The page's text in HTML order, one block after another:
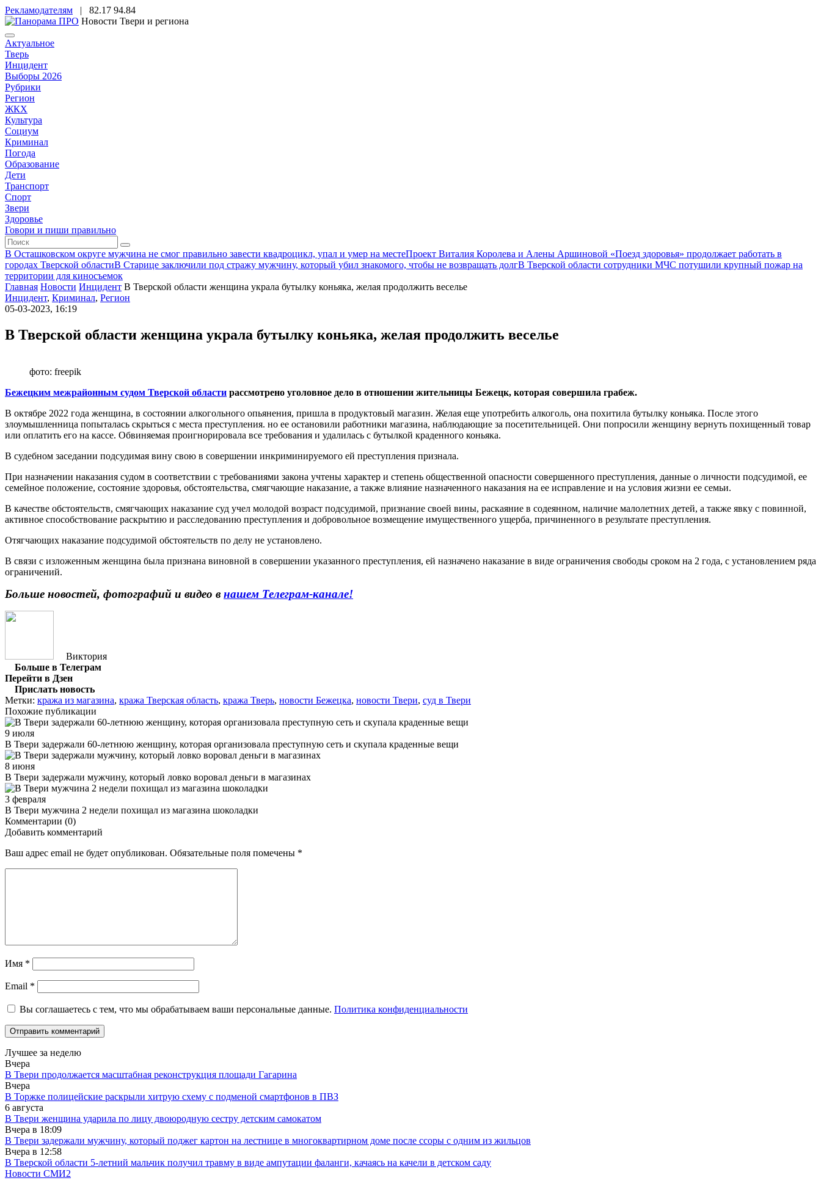
Рекламодателям | 82.17 94.84
Новости Твери и региона
Актуальное
Тверь
Инцидент
Выборы 2026
Рубрики
Регион
ЖКХ
Культура
Социум
Криминал
Погода
Образование
Дети
Транспорт
Спорт
Звери
Здоровье
Говори и пиши правильно
В Осташковском округе мужчина не смог правильно завести квадроцикл, упал и умер на местеПроект Виталия Королева и Алены Аршиновой «Поезд здоровья» продолжает работать в
городах Тверской областиВ Старице заключили под стражу мужчину, который убил знакомого, чтобы не возвращать долгВ Тверской области сотрудники МЧС потушили крупный пожар на
территории для киносъемок
Главная Новости Инцидент В Тверской области женщина украла бутылку коньяка, желая продолжить веселье
Инцидент, Криминал, Регион
05-03-2023, 16:19
В Тверской области женщина украла бутылку коньяка, желая продолжить веселье
фото: freepik
Бежецким межрайонным судом Тверской области рассмотрено уголовное дело в отношении жительницы Бежецк, которая совершила грабеж.
В октябре 2022 года женщина, в состоянии алкогольного опьянения, пришла в продуктовый магазин. Желая еще употребить алкоголь, она похитила бутылку коньяка. После этого
злоумышленница попыталась скрыться с места преступления. но ее остановили работники магазина, наблюдающие за посетительницей. Они попросили женщину вернуть похищенный товар
или оплатить его на кассе. Обвиняемая проигнорировала все требования и удалилась с бутылкой краденного коньяка.
В судебном заседании подсудимая вину свою в совершении инкриминируемого ей преступления признала.
При назначении наказания судом в соответствии с требованиями закона учтены характер и степень общественной опасности совершенного преступления, данные о личности подсудимой, ее
семейное положение, состояние здоровья, обстоятельства, смягчающие наказание, а также влияние назначенного наказания на ее исправление и на условия жизни ее семьи.
В качестве обстоятельств, смягчающих наказание суд учел молодой возраст подсудимой, признание своей вины, раскаяние в содеянном, наличие малолетних детей, а также явку с повинной,
активное способствование раскрытию и расследованию преступления и добровольное возмещение имущественного ущерба, причиненного в результате преступления.
Отягчающих наказание подсудимой обстоятельств по делу не установлено.
В связи с изложенным женщина была признана виновной в совершении указанного преступления, ей назначено наказание в виде ограничения свободы сроком на 2 года, с установлением ряда
ограничений.
Больше новостей, фотографий и видео в нашем Телеграм-канале!
Виктория
Больше в Телеграм
Перейти в Дзен
Прислать новость
Метки: кража из магазина, кража Тверская область, кража Тверь, новости Бежецка, новости Твери, суд в Твери
Похожие публикации
9 июля
В Твери задержали 60-летнюю женщину, которая организовала преступную сеть и скупала краденные вещи
8 июня
В Твери задержали мужчину, который ловко воровал деньги в магазинах
3 февраля
В Твери мужчина 2 недели похищал из магазина шоколадки
Комментарии (0)
Добавить комментарий
Ваш адрес email не будет опубликован. Обязательные поля помечены *
Имя *
Email *
Вы соглашаетесь с тем, что мы обрабатываем ваши персональные данные. Политика конфиденциальности
Лучшее за неделю
Вчера
В Твери продолжается масштабная реконструкция площади Гагарина
Вчера
В Торжке полицейские раскрыли хитрую схему с подменой смартфонов в ПВЗ
6 августа
В Твери женщина ударила по лицу двоюродную сестру детским самокатом
Вчера в 18:09
В Твери задержали мужчину, который поджег картон на лестнице в многоквартирном доме после ссоры с одним из жильцов
Вчера в 12:58
В Тверской области 5-летний мальчик получил травму в виде ампутации фаланги, качаясь на качели в детском саду
Новости СМИ2